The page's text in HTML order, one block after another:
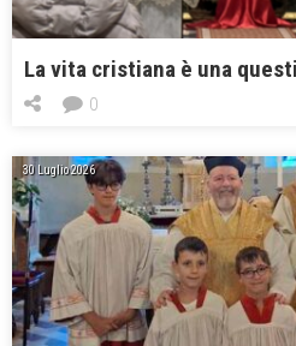
La vita cristiana è una
0
30 Luglio 2026